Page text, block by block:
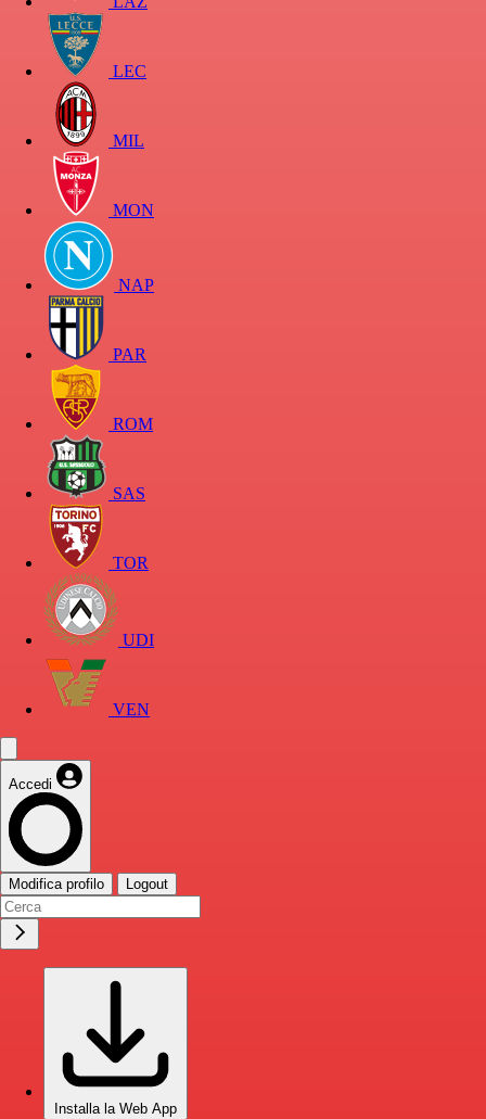
LEC
MIL
MON
NAP
PAR
ROM
SAS
TOR
UDI
VEN
Accedi
Modifica profilo Logout
Installa la Web App